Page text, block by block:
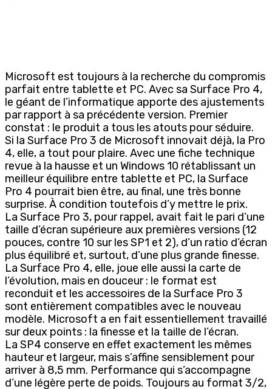
Microsoft est toujours à la recherche du compromis
parfait entre tablette et PC. Avec sa Surface Pro 4,
le géant de l’informatique apporte des ajustements
par rapport à sa précédente version. Premier
constat : le produit a tous les atouts pour séduire.
Si la Surface Pro 3 de Microsoft innovait déjà, la Pro
4, elle, a tout pour plaire. Avec une fiche technique
revue à la hausse et un Windows 10 rétablissant un
meilleur équilibre entre tablette et PC, la Surface
Pro 4 pourrait bien être, au final, une très bonne
surprise. À condition toutefois d’y mettre le prix.
La Surface Pro 3, pour rappel, avait fait le pari d’une
taille d’écran supérieure aux premières versions (12
pouces, contre 10 sur les SP1 et 2), d’un ratio d’écran
plus équilibré et, surtout, d’une plus grande finesse.
La Surface Pro 4, elle, joue elle aussi la carte de
l’évolution, mais en douceur : le format est
reconduit et les accessoires de la Surface Pro 3
sont entièrement compatibles avec le nouveau
modèle. Microsoft a en fait essentiellement travaillé
sur deux points : la finesse et la taille de l’écran.
La SP4 conserve en effet exactement les mêmes
hauteur et largeur, mais s’affine sensiblement pour
arriver à 8,5 mm. Performance qui s’accompagne
d’une légère perte de poids. Toujours au format 3/2,